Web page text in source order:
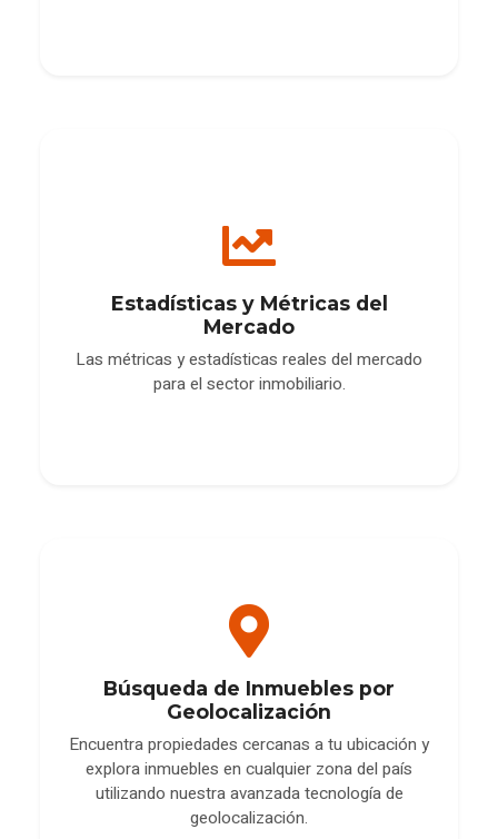
Estadísticas y Métricas del
Mercado
Las métricas y estadísticas reales del mercado
para el sector inmobiliario.
Búsqueda de Inmuebles por
Geolocalización
Encuentra propiedades cercanas a tu ubicación y
explora inmuebles en cualquier zona del país
utilizando nuestra avanzada tecnología de
geolocalización.